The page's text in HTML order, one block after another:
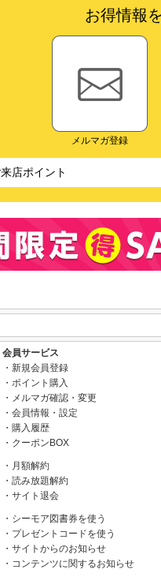
お得情報
メルマガ登録
店ポイント
会員サービス
新規会員登録
ポイント購入
メルマガ確認・変更
会員情報・設定
購入履歴
クーポンBOX
月額解約
読み放題解約
サイト退会
シーモア図書券を使う
プレゼントコードを使う
サイトからのお知らせ
コンテンツに関するお知らせ